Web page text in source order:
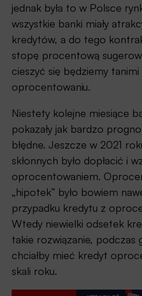
jednak była to w Polsce
wszystkie banki miały
kredytów, a do tego
stopę procentową
cieszyć się będziemy
oprocentowaniu.
Niestety kolejne miesiące
pokazały jak bardzo
błędne. Jeszcze w 2021
skłonnych było dopłacić i
oprocentowaniem.
„hipotek” było bowiem
przypadku kredytu z
Wtedy niewielki odsetek
takie rozwiązanie, podczas
chciałby mieć kredyt
skali roku.